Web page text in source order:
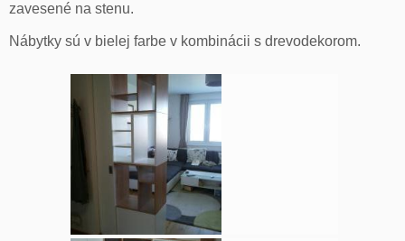
zavesené na stenu.
Nábytky sú v bielej farbe v kombinácii s drevodekorom.